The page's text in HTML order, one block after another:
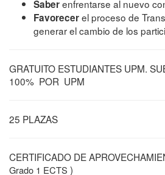
Saberenfrentarse al nuevo
Favorecerel proceso de
generar el cambio de los
GRATUITO ESTUDIANTES UPM.
100% POR UPM
25 PLAZAS
CERTIFICADO DE
Grado 1 ECTS )